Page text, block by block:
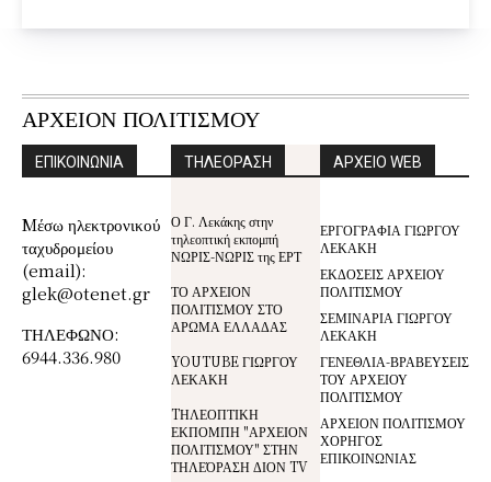
ΑΡΧΕΙΟΝ ΠΟΛΙΤΙΣΜΟΥ
ΕΠΙΚΟΙΝΩΝΙΑ
Mέσω ηλεκτρονικού
ταχυδρομείου
(email):
glek@otenet.gr
ΤΗΛΕΦΩΝΟ:
6944.336.980
ΤΗΛΕΟΡΑΣΗ
Ο Γ. Λεκάκης στην
τηλεοπτική εκπομπή
ΝΩΡΙΣ-ΝΩΡΙΣ της ΕΡΤ
ΤΟ ΑΡΧΕΙΟΝ
ΠΟΛΙΤΙΣΜΟΥ ΣΤΟ
ΑΡΩΜΑ ΕΛΛΑΔΑΣ
YOUTUBE ΓΙΩΡΓΟΥ
ΛΕΚΑΚΗ
TΗΛΕΟΠΤΙΚΗ
ΕΚΠΟΜΠΗ "ΑΡΧΕΙΟΝ
ΠΟΛΙΤΙΣΜΟΥ" ΣΤΗΝ
ΤΗΛΕΌΡΑΣΗ ΔΙΟΝ TV
ΑΡΧΕΙΟ WEB
ΕΡΓΟΓΡΑΦΙΑ ΓΙΩΡΓΟΥ
ΛΕΚΑΚΗ
ΕΚΔΟΣΕΙΣ ΑΡΧΕΙΟΥ
ΠΟΛΙΤΙΣΜΟΥ
ΣΕΜΙΝΑΡΙΑ ΓΙΩΡΓΟΥ
ΛΕΚΑΚΗ
ΓΕΝΕΘΛΙΑ-ΒΡΑΒΕΥΣΕΙΣ
ΤΟΥ ΑΡΧΕΙΟΥ
ΠΟΛΙΤΙΣΜΟΥ
ΑΡΧΕΙΟΝ ΠΟΛΙΤΙΣΜΟΥ
ΧΟΡΗΓΟΣ
ΕΠΙΚΟΙΝΩΝΙΑΣ